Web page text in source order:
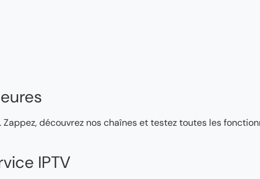
découvrez nos chaînes et testez toutes les
IPTV